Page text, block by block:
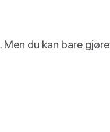
Men du kan bare gjøre